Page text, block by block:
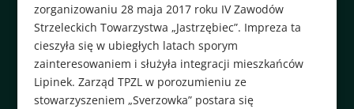
zorganizowaniu 28 maja 2017 roku IV Zawodów
Strzeleckich Towarzystwa „Jastrzębiec”. Impreza ta
cieszyła się w ubiegłych latach sporym
zainteresowaniem i służyła integracji mieszkańców
Lipinek. Zarząd TPZL w porozumieniu ze
stowarzyszeniem „Sverzowka” postara się